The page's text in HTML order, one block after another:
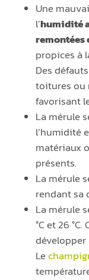
Une
l’humidité
propices à
Des
toitures ou
favorisant
La mérule
l’humidité
matériaux
présents.
La mérule
rendant sa
La mérule
°C et 26
développer
Le